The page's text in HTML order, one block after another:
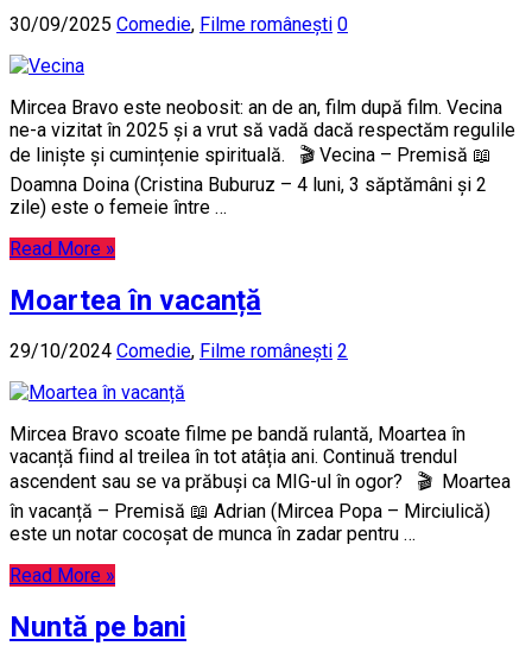
30/09/2025 Comedie, Filme românești 0
Mircea Bravo este neobosit: an de an, film după film. Vecina
ne-a vizitat în 2025 și a vrut să vadă dacă respectăm regulile
de liniște și cumințenie spirituală. 🎬 Vecina – Premisă 📖
Doamna Doina (Cristina Buburuz – 4 luni, 3 săptămâni și 2
zile) este o femeie între …
Read More »
Moartea în vacanță
29/10/2024 Comedie, Filme românești 2
Mircea Bravo scoate filme pe bandă rulantă, Moartea în
vacanță fiind al treilea în tot atâția ani. Continuă trendul
ascendent sau se va prăbuși ca MIG-ul în ogor? 🎬 Moartea
în vacanță – Premisă 📖 Adrian (Mircea Popa – Mirciulică)
este un notar cocoșat de munca în zadar pentru …
Read More »
Nuntă pe bani